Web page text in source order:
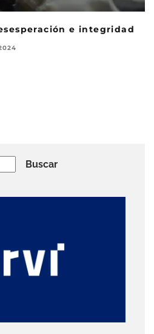
e integridad
Buscar